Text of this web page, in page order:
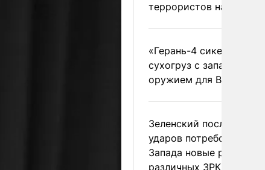
террористов на
«Герань-4 сикер»
сухогруз с западным
оружием для ВСУ
Зеленский после
ударов потребовал у
Запада новые ракеты
различных ЗРК